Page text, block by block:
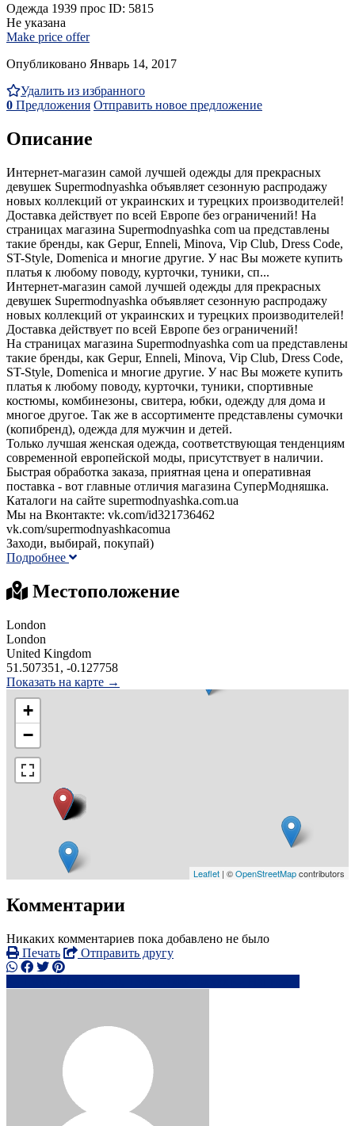
Одежда 1939 прос ID: 5815
Не указана
Make price offer
Опубликовано Январь 14, 2017
Удалить из избранного
0 Предложения Отправить новое предложение
Описание
Интернет-магазин самой лучшей одежды для прекрасных
девушек Supermodnyashka объявляет сезонную распродажу
новых коллекций от украинских и турецких производителей!
Доставка действует по всей Европе без ограничений! На
страницах магазина Supermodnyashka com ua представлены
такие бренды, как Gepur, Enneli, Minova, Vip Club, Dress Code,
ST-Style, Domenica и многие другие. У нас Вы можете купить
платья к любому поводу, курточки, туники, сп...
Интернет-магазин самой лучшей одежды для прекрасных
девушек Supermodnyashka объявляет сезонную распродажу
новых коллекций от украинских и турецких производителей!
Доставка действует по всей Европе без ограничений!
На страницах магазина Supermodnyashka com ua представлены
такие бренды, как Gepur, Enneli, Minova, Vip Club, Dress Code,
ST-Style, Domenica и многие другие. У нас Вы можете купить
платья к любому поводу, курточки, туники, спортивные
костюмы, комбинезоны, свитера, юбки, одежду для дома и
многое другое. Так же в ассортименте представлены сумочки
(копибренд), одежда для мужчин и детей.
Только лучшая женская одежда, соответствующая тенденциям
современной европейской моды, присутствует в наличии.
Быстрая обработка заказа, приятная цена и оперативная
поставка - вот главные отличия магазина СуперМодняшка.
Каталоги на сайте supermodnyashka.com.ua
Мы на Вконтакте: vk.com/id321736462
vk.com/supermodnyashkacomua
Заходи, выбирай, покупай)
Подробнее
Местоположение
London
London
United Kingdom
51.507351, -0.127758
Показать на карте →
+
−
Leaflet | ©OpenStreetMapcontributors
Комментарии
Никаких комментариев пока добавлено не было
Печать
Отправить другу